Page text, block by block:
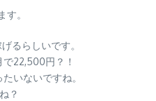
。
るらしいです。
22,500円？！
いないですね。
？